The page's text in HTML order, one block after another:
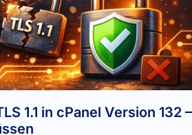
1.1 in cPanel Version 132 –